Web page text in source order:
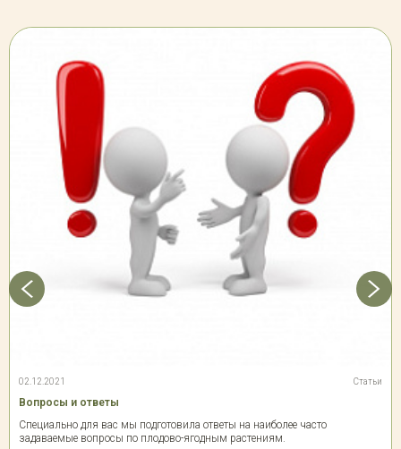
02.12.2021 Статьи
Вопросы и ответы
Специально для вас мы подготовила ответы на наиболее часто
задаваемые вопросы по плодово-ягодным растениям.